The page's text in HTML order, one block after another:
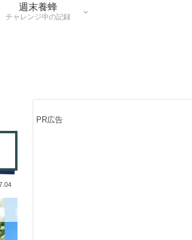
週末養蜂
チャレンジ中の記録
PR広告